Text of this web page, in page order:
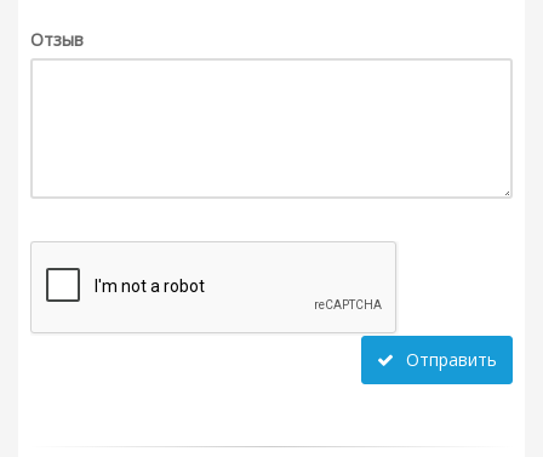
Отзыв
Отправить